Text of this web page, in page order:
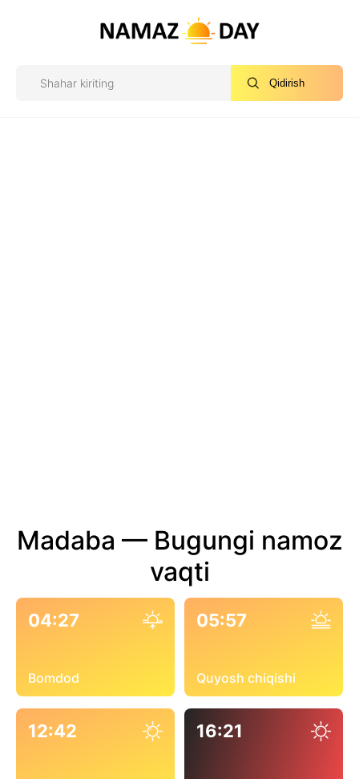
Qidirish
Madaba — Bugungi namoz
vaqti
04:27
Bomdod
05:57
Quyosh chiqishi
12:42 16:21